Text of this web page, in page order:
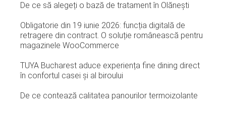
De ce să alegeți o bază de tratament în Olănești
Obligatorie din 19 iunie 2026: funcția digitală de
retragere din contract. O soluție românească pentru
magazinele WooCommerce
TUYA Bucharest aduce experiența fine dining direct
în confortul casei și al biroului
De ce contează calitatea panourilor termoizolante